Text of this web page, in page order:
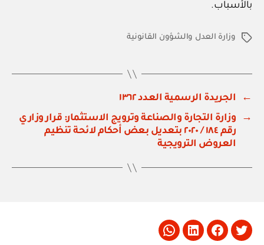
بالأسباب.
الوسوموزارة العدل والشؤون القانونية
←
الجريدة الرسمية العدد ١٣٦٢
→
وزارة التجارة والصناعة وترويج الاستثمار: قرار وزاري
رقم ١٨٤ / ٢٠٢٠ بتعديل بعض أحكام لائحة تنظيم
العروض الترويجية
Twitter
Facebook
LinkedIn
Whatsapp